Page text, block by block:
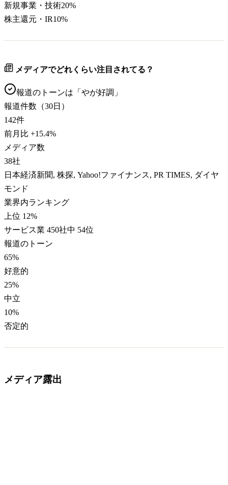
新規事業・技術20%
株主還元・IR10%
メディアでどれくらい注目されてる？
報道のトーンは「 やが好調 」
報道件数（30日）
142件
前月比 +15.4%
メディア数
38社
日本経済新聞, 株探, Yahoo!ファイナンス, PR TIMES, ダイヤ
モンド
業界内ランキング
上位 12%
サービス業 450社中 54位
報道のトーン
65%
好意的
25%
中立
10%
否定的
メディア露出